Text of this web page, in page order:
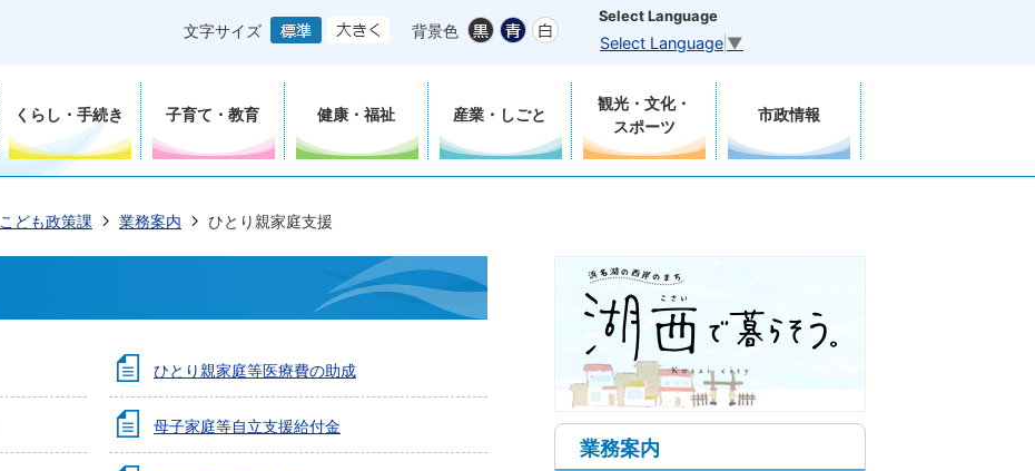
文字サイズ
背景色
Select Language
Select Language ▼
くらし・手続き 子育て・教育 健康・福祉 産業・しごと
観光・文化・
スポーツ
市政情報
こども政策課 業務案内 ひとり親家庭支援
ひとり親家庭等医療費の助成
母子家庭等自立支援給付金
業務案内